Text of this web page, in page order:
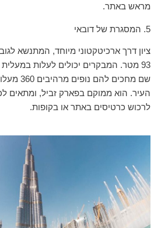
מראש באתר.
5. המסגרת של דובאי
93 מטר. המבקרים יכולים לעלות
שם מחכים
העיר. הוא ממוקם בפארק זביל, ומתאים
לרכוש כרטיסים באתר או בקופות.